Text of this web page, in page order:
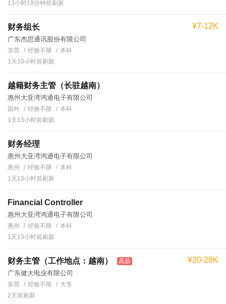
13小时19分钟前刷新
财务组长
广东杰思通讯股份有限公司
¥7-12K
东莞 经验不限
本科
1天10小时前刷新
越籍财务主管（长驻越南）
惠州大亚湾鸿通电子有限公司
国外 经验不限
本科
1天13小时前刷新
财务经理
惠州大亚湾鸿通电子有限公司
惠州 经验不限
本科
1天13小时前刷新
Financial Controller
惠州大亚湾鸿通电子有限公司
惠州 经验不限
本科
1天13小时前刷新
财务主管（工作地点：越南） 高薪
广东健大电业有限公司
¥20-28K
东莞 经验不限
大专
2天前刷新